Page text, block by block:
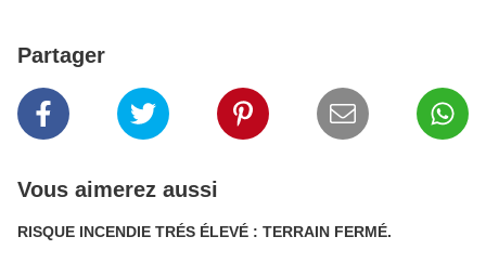
Partager
Vous aimerez aussi
RISQUE INCENDIE TRÉS ÉLEVÉ : TERRAIN FERMÉ.